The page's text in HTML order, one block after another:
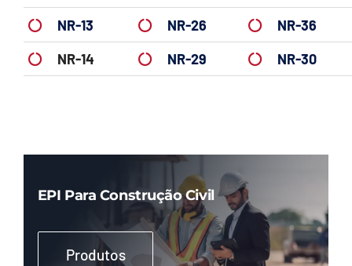
NR-13
NR-14
NR-26
NR-29
NR-36
NR-30
EPI Para Construção Civil
Produtos